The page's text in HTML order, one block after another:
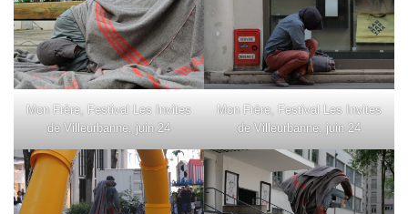
Mon Frère, Festival Les Invites
de Villeurbanne, juin 24
Mon Frère, Festival Les Invites
de Villeurbanne, juin 24